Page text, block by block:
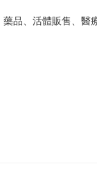
品、活體販售、醫